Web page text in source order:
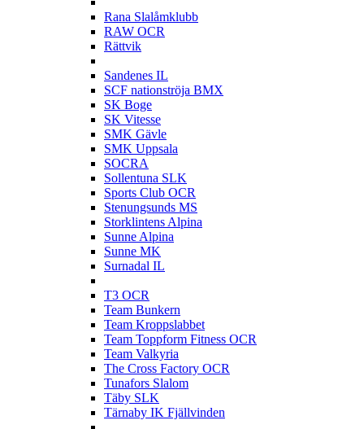
Rana Slalåmklubb
RAW OCR
Rättvik
Sandenes IL
SCF nationströja BMX
SK Boge
SK Vitesse
SMK Gävle
SMK Uppsala
SOCRA
Sollentuna SLK
Sports Club OCR
Stenungsunds MS
Storklintens Alpina
Sunne Alpina
Sunne MK
Surnadal IL
T3 OCR
Team Bunkern
Team Kroppslabbet
Team Toppform Fitness OCR
Team Valkyria
The Cross Factory OCR
Tunafors Slalom
Täby SLK
Tärnaby IK Fjällvinden